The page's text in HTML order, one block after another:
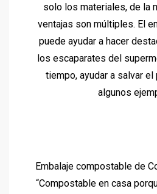
solo los materiales, de la
ventajas son múltiples. El
puede ayudar a hacer
los escaparates del
tiempo, ayudar a salvar el
algunos
Embalaje compostable de
“Compostable en casa